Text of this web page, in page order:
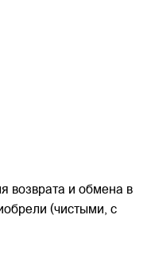
возврата и обмена в
(чистыми, с